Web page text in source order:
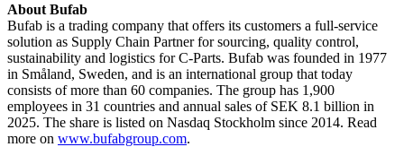
About Bufab
Bufab is a trading company that offers its customers a full-service
solution as Supply Chain Partner for sourcing, quality control,
sustainability and logistics for C-Parts. Bufab was founded in 1977
in Småland, Sweden, and is an international group that today
consists of more than 60 companies. The group has 1,900
employees in 31 countries and annual sales of SEK 8.1 billion in
2025. The share is listed on Nasdaq Stockholm since 2014. Read
more on www.bufabgroup.com.